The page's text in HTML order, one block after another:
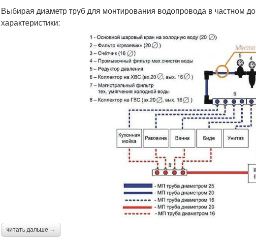
Выбирая диаметр труб для монтирования водопровода в частном
характеристики:
читать дальше →